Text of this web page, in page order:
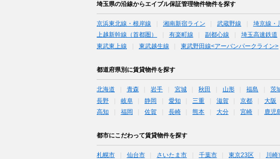
埼玉県の沿線からエイブル保証管理物件物件を探す
京浜東北線・根岸線 湘南新宿ライン 武蔵野線 埼京線・
上越新幹線（首都圏）
有楽町線 副都心線 埼玉高速鉄道
東武東上線
東武越生線 東武野田線<アーバンパークライン>
都道府県別に賃貸物件を探す
北海道 青森 岩手 宮城 秋田 山形 福島 茨
長野
岐阜 静岡 愛知 三重 滋賀 京都 大阪
高知
福岡 佐賀 長崎 熊本 大分 宮崎 鹿児
都市にこだわって賃貸物件を探す
札幌市 仙台市 さいたま市 千葉市 東京23区 川崎